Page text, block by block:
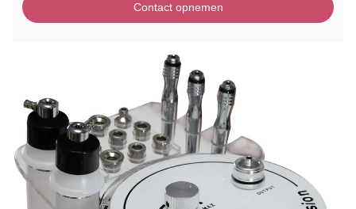
Contact opnemen